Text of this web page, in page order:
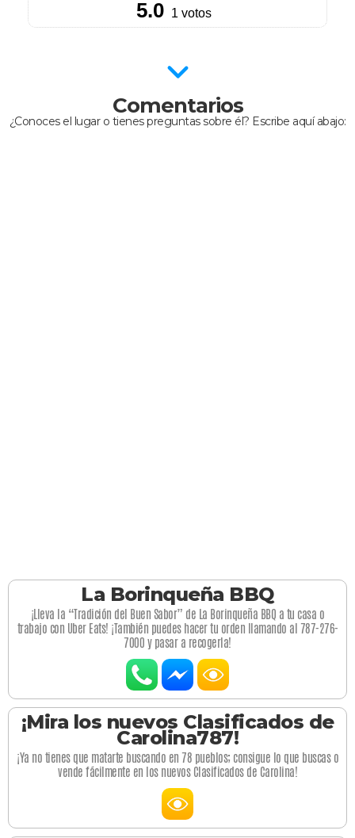
Comentarios
¿Conoces el lugar o tienes preguntas sobre él? Escribe aquí abajo:
La Borinqueña BBQ
¡Lleva la “Tradición del Buen Sabor” de La Borinqueña BBQ a tu casa o
trabajo con Uber Eats! ¡También puedes hacer tu orden llamando al 787-276-
7000 y pasar a recogerla!
¡Mira los nuevos Clasificados de
Carolina787!
¡Ya no tienes que matarte buscando en 78 pueblos; consigue lo que buscas o
vende fácilmente en los nuevos Clasificados de Carolina!